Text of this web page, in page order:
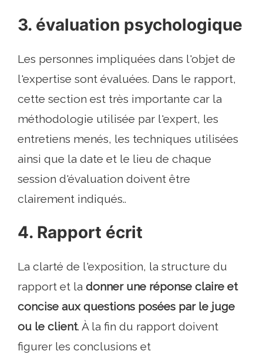
3. évaluation psychologique
Les personnes impliquées dans l'objet de
l'expertise sont évaluées. Dans le rapport,
cette section est très importante car la
méthodologie utilisée par l'expert, les
entretiens menés, les techniques utilisées
ainsi que la date et le lieu de chaque
session d'évaluation doivent être
clairement indiqués..
4. Rapport écrit
La clarté de l'exposition, la structure du
rapport et la donner une réponse claire et
concise aux questions posées par le juge
ou le client. À la fin du rapport doivent
figurer les conclusions et